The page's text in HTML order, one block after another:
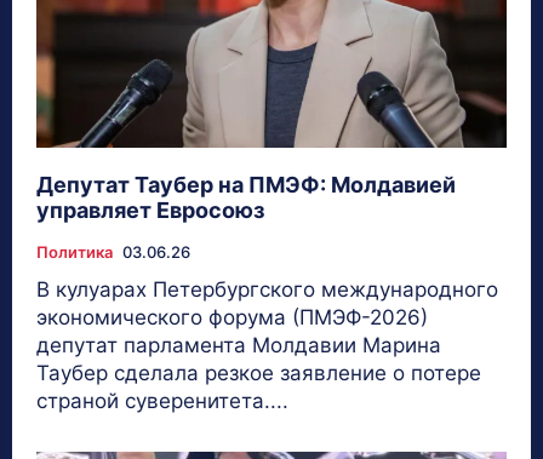
Депутат Таубер на ПМЭФ: Молдавией
управляет Евросоюз
Политика 03.06.26
В кулуарах Петербургского международного
экономического форума (ПМЭФ-2026)
депутат парламента Молдавии Марина
Таубер сделала резкое заявление о потере
страной суверенитета....